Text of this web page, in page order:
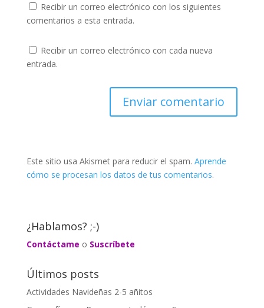
Recibir un correo electrónico con los siguientes
comentarios a esta entrada.
Recibir un correo electrónico con cada nueva
entrada.
Este sitio usa Akismet para reducir el spam. Aprende
cómo se procesan los datos de tus comentarios.
¿Hablamos? ;-)
Contáctame o Suscríbete
Últimos posts
Actividades Navideñas 2-5 añitos